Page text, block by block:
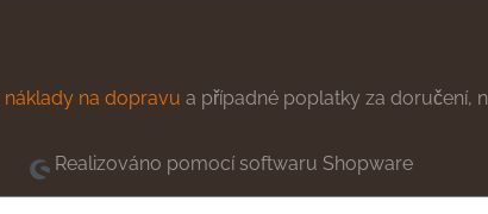
náklady na dopravu a případné poplatky za doručení,
Realizováno pomocí softwaru Shopware